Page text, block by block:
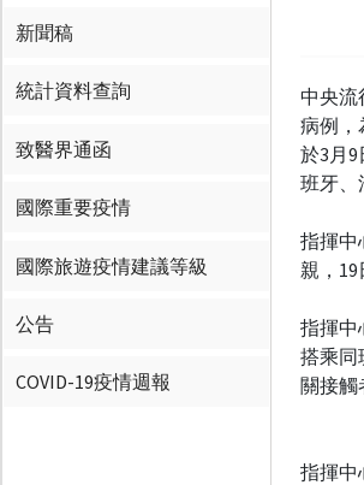
新聞稿
統計資料查詢
致醫界通函
國際重要疫情
國際旅遊疫情建議等級
公告
COVID-19疫情週報
中央流
病例，
於3月
班牙、
指揮中
親，19
指揮中
搭乘同
關接觸
指揮中